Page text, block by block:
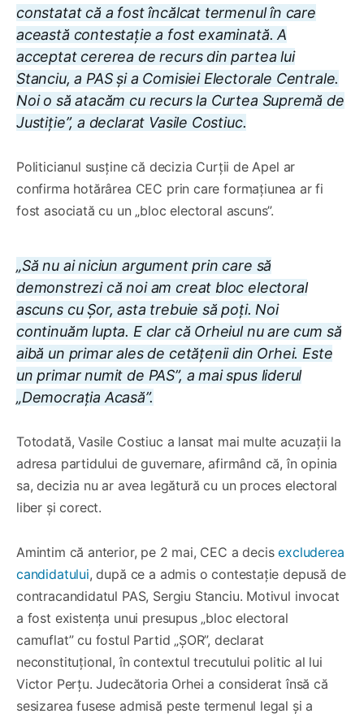
constatat că a fost încălcat termenul în care
această contestație a fost examinată. A
acceptat cererea de recurs din partea lui
Stanciu, a PAS și a Comisiei Electorale Centrale.
Noi o să atacăm cu recurs la Curtea Supremă de
Justiție”, a declarat Vasile Costiuc.
Politicianul susține că decizia Curții de Apel ar
confirma hotărârea CEC prin care formațiunea ar fi
fost asociată cu un „bloc electoral ascuns”.
„Să nu ai niciun argument prin care să
demonstrezi că noi am creat bloc electoral
ascuns cu Șor, asta trebuie să poți. Noi
continuăm lupta. E clar că Orheiul nu are cum să
aibă un primar ales de cetățenii din Orhei. Este
un primar numit de PAS”, a mai spus liderul
„Democrația Acasă”.
Totodată, Vasile Costiuc a lansat mai multe acuzații la
adresa partidului de guvernare, afirmând că, în opinia
sa, decizia nu ar avea legătură cu un proces electoral
liber și corect.
Amintim că anterior, pe 2 mai, CEC a decisexcluderea
candidatului, după ce a admis o contestație depusă de
contracandidatul PAS, Sergiu Stanciu. Motivul invocat
a fost existența unui presupus „bloc electoral
camuflat” cu fostul Partid „ȘOR”, declarat
neconstituțional, în contextul trecutului politic al lui
Victor Perțu. Judecătoria Orhei a considerat însă că
sesizarea fusese admisă peste termenul legal și a